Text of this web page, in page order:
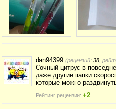
dan94399 (рецензий: 38 ,
Сочный цитрус в
даже другие папки
которые можно
Рейтинг рецензии: +2